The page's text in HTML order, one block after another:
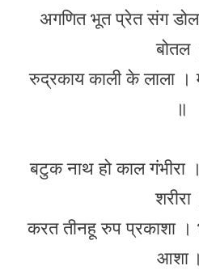
अगणित भूत प्रेत संग
बोतल
रुद्रकाय काली के लाला ।
॥
बटुक नाथ हो काल गंभीरा
शरीरा
करत तीनहू रुप प्रकाशा
आशा